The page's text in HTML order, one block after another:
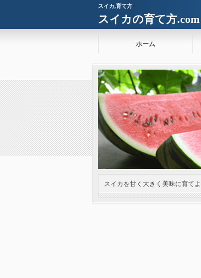
スイカ,育て方
スイカの育て方.com
ホーム
スイカを甘く大きく美味に育てよ